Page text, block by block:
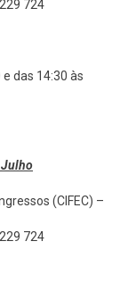
724
das 14:30 às
Julho
(CIFEC) –
724